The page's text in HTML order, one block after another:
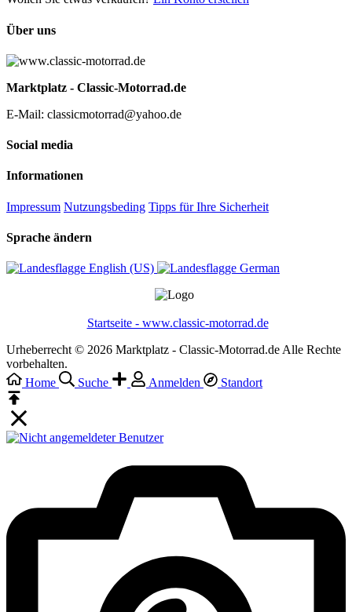
Über uns
Marktplatz - Classic-Motorrad.de
E-Mail: classicmotorrad@yahoo.de
Social media
Informationen
Impressum Nutzungsbeding Tipps für Ihre Sicherheit
Sprache ändern
English (US)‎ German‎
Startseite - www.classic-motorrad.de
Urheberrecht © 2026 Marktplatz - Classic-Motorrad.de Alle Rechte
vorbehalten.
Home
Suche Anmelden Standort